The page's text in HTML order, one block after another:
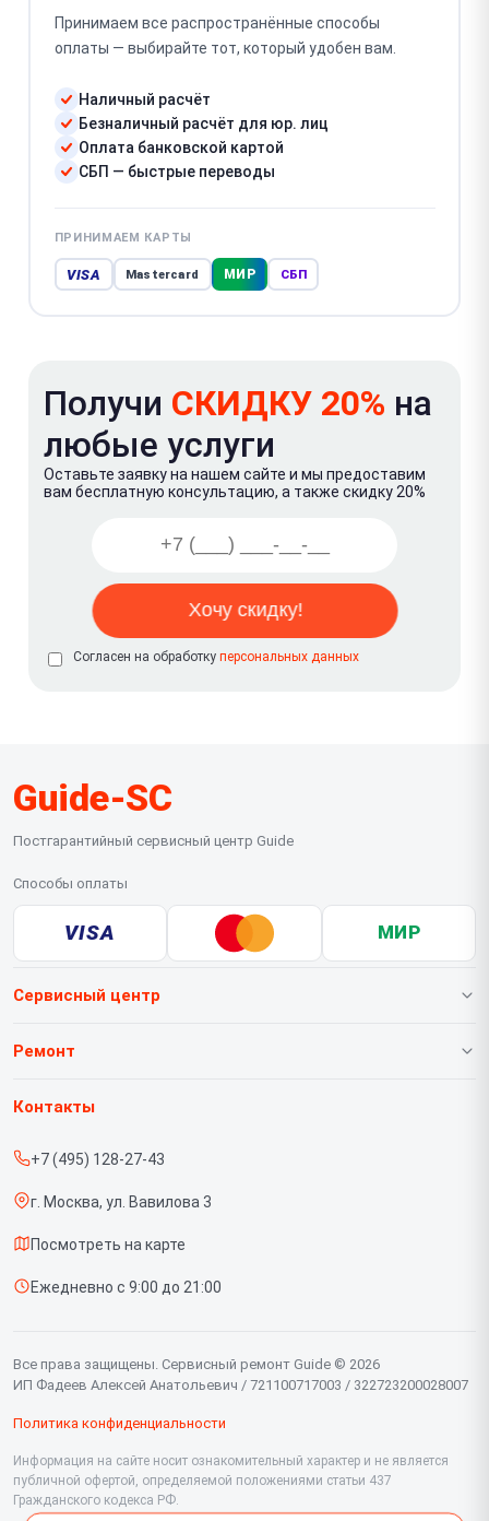
Принимаем все распространённые способы
оплаты — выбирайте тот, который удобен вам.
Наличный расчёт
Безналичный расчёт для юр. лиц
Оплата банковской картой
СБП — быстрые переводы
ПРИНИМАЕМ КАРТЫ
VISA Mastercard МИР СБП
Получи СКИДКУ 20% на
любые услуги
Оставьте заявку на нашем сайте и мы предоставим
вам бесплатную консультацию, а также скидку 20%
Согласен на обработку персональных данных
Guide-SC
Постгарантийный сервисный центр Guide
Способы оплаты
VISA МИР
Сервисный центр
О нашем сервисе
Срочный ремонт
Доставка и способы оплаты
Диагностика
Контакты
Ремонт
Тепловизионных насадок
Контакты
+7 (495) 128-27-43
г. Москва, ул. Вавилова 3
Посмотреть на карте
Ежедневно с 9:00 до 21:00
Все права защищены. Сервисный ремонт Guide © 2026
ИП Фадеев Алексей Анатольевич / 721100717003 / 322723200028007
Политика конфиденциальности
Информация на сайте носит ознакомительный характер и не является
публичной офертой, определяемой положениями статьи 437
Гражданского кодекса РФ.